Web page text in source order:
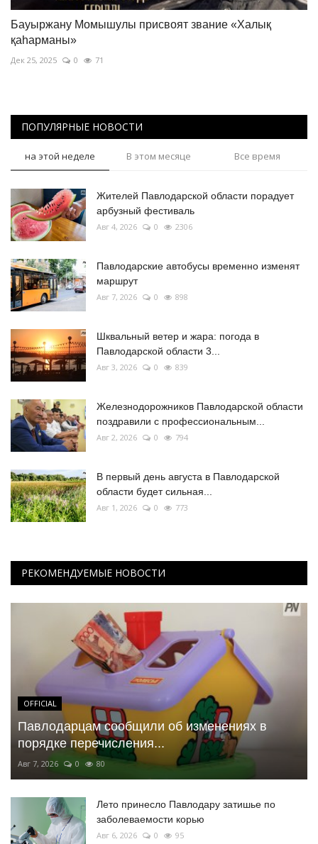
Бауыржану Момышулы присвоят звание «Халық
қаһарманы»
Дек 25, 2025 0 71
ПОПУЛЯРНЫЕ НОВОСТИ
на этой неделе В этом месяце Все время
Жителей Павлодарской области порадует
арбузный фестиваль
Авг 4, 2026 0 2306
Павлодарские автобусы временно изменят
маршрут
Авг 7, 2026 0 898
Шквальный ветер и жара: погода в
Павлодарской области 3...
Авг 3, 2026 0 839
Железнодорожников Павлодарской области
поздравили с профессиональным...
Авг 2, 2026 0 794
В первый день августа в Павлодарской
области будет сильная...
Авг 1, 2026 0 773
РЕКОМЕНДУЕМЫЕ НОВОСТИ
OFFICIAL
Павлодарцам сообщили об изменениях в
порядке перечисления...
Авг 7, 2026 0 80
Лето принесло Павлодару затишье по
заболеваемости корью
Авг 6, 2026 0 95